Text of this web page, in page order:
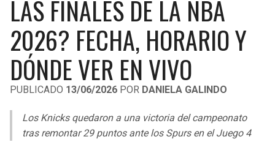
LIGA DE EXPANSIÓN MX
LEAGUES CUP
UEFA EUROPA LEAGUE
UEFA CONFERENCE LEAGUE
MLS
COPA LIBERTADORES
COPA SUDAMERICANA
RAIDERS
CHARGERS
RAVENS
CAVALIERS
PISTONS
PACERS
LAS FINALES DE LA NBA
2026? FECHA, HORARIO Y
DÓNDE VER EN VIVO
PUBLICADO 13/06/2026 POR DANIELA GALINDO
Los Knicks quedaron a una victoria del campeonato
tras remontar 29 puntos ante los Spurs en el Juego 4